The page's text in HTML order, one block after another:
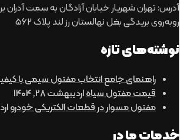
شهریار خیابان آزادگان به سمت آدران بریدگی
بریدگی بغل نهالستان رز لند پلاک 562
تازه
جامع انتخاب مفتول سیمی با کیفیتخرداد 18,
مفتول سیاهاردیبهشت 28, 1404
مسوار در قطعات الکتریکی خودرواردیبهشت 23,
ما در